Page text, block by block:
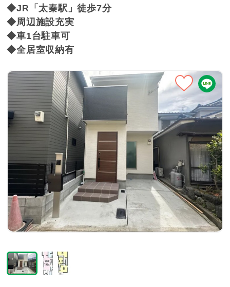
◆JR「太秦駅」徒歩7分
◆周辺施設充実
◆車1台駐車可
◆全居室収納有